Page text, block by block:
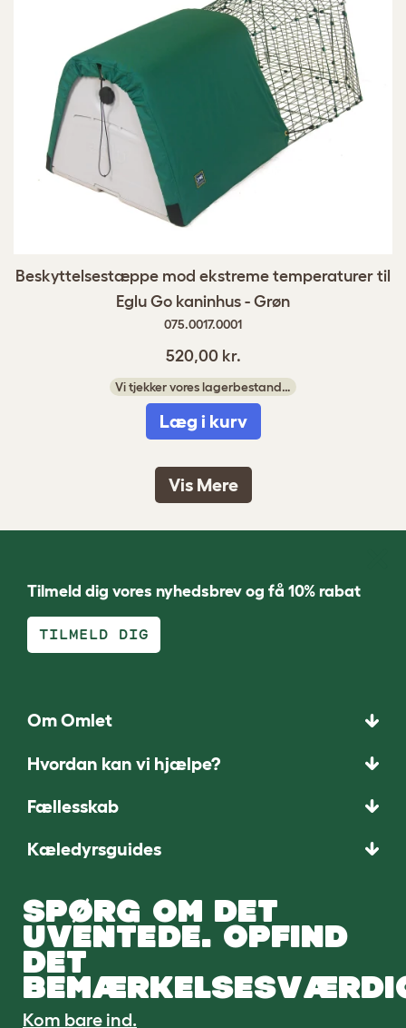
Beskyttelsestæppe mod ekstreme temperaturer til
Eglu Go kaninhus - Grøn
075.0017.0001
520,00 kr.
Vi tjekker vores lagerbestand…
Læg i kurv
Vis Mere
Tilmeld dig vores nyhedsbrev og få 10% rabat
TILMELD DIG
Om Omlet
Hvordan kan vi hjælpe?
Fællesskab
Kæledyrsguides
SPØRG OM DET
UVENTEDE. OPFIND
DET
Kom bare ind.